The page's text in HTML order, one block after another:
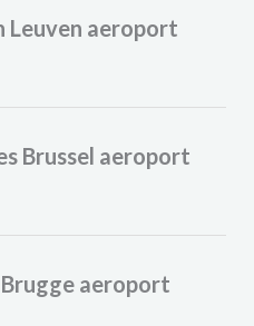
aeroport
Brussel aeroport
aeroport